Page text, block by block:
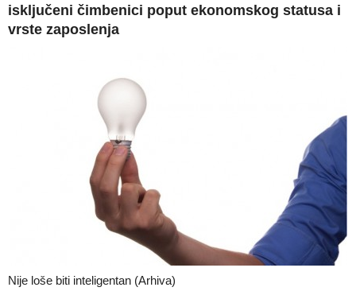
isključeni čimbenici poput ekonomskog statusa i
vrste zaposlenja
Nije loše biti inteligentan (Arhiva)